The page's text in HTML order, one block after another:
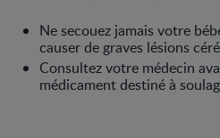
Ne secouez jamais votre
causer de graves lésions
Consultez votre médecin
médicament destiné à